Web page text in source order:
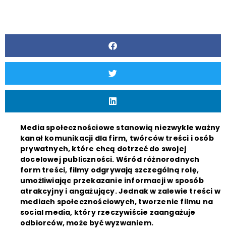
Media społecznościowe stanowią niezwykle ważny
kanał komunikacji dla firm, twórców treści i osób
prywatnych, które chcą dotrzeć do swojej
docelowej publiczności. Wśród różnorodnych
form treści, filmy odgrywają szczególną rolę,
umożliwiając przekazanie informacji w sposób
atrakcyjny i angażujący. Jednak w zalewie treści w
mediach społecznościowych, tworzenie filmu na
social media, który rzeczywiście zaangażuje
odbiorców, może być wyzwaniem.